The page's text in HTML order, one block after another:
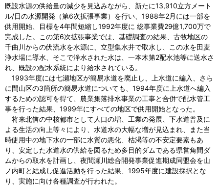
既設水源の供給量の減少を見込みながら、新たに13,910立方メート
ル/日の水源開発（第6次拡張事業）を行い、1988年2月には一部を
供用開始、目標を4年間短縮し1992年度に 総事業費29億1,700万で
完成した。この第6次拡張事業では、基礎調査の結果、古牧地区の
千曲川からの伏流水を水源に、立型集水井で取水し、この水を田麦
浄水場に導水、そこで浄水された水は、一本木第2配水池等に送水さ
れ、既設の配水系統により給水されている。
1993年度には七瀬地区が簡易水道を廃止し、上水道に編入、さら
に間山区の3箇所の簡易水道についても、1994年度に上水道へ編入
するための認可を得て、農業集落排水事業の工事と合併で配水管工
事を行った結果、1999年にすべての地区で供用開始となった。
将来北信の中核都市として人口の増、工業の発展、下水道普及に
よる生活の向上等々により、水道水の大幅な増が見込まれ、また当
時使用中の地下水の一部に水質の悪化、枯渇等の不安定要素もあ
り、安定した水道水の供給を図るため多目的ダムである県営角間ダ
ムからの取水を計画し、夜間瀬川総合開発事業促進期成同盟会を山
ノ内町と結成し促進活動を行った結果、1995年度に建設採択とな
り、実施に向け各種調査が行われた。